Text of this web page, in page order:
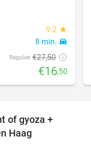
9.2 star
8 min. directions_car
Regulier €27,50
€16,50
of gyoza +
Haag